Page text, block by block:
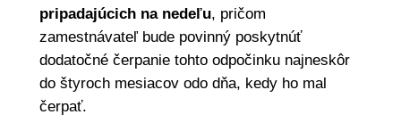
pripadajúcich na nedeľu, pričom
zamestnávateľ bude povinný poskytnúť
dodatočné čerpanie tohto odpočinku najneskôr
do štyroch mesiacov odo dňa, kedy ho mal
čerpať.